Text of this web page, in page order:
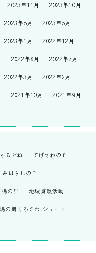
2023年11月 2023年10月
2023年6月 2023年5月
2023年1月 2022年12月
2022年8月 2022年7月
2022年3月 2022年2月
2021年10月 2021年9月
るどね すげさわの丘
みはらしの丘
陽の里 地域貢献活動
湯の郷くろさわ ショート